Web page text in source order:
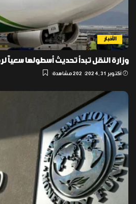
الأخبار
وزارة النقل تبدأ تحديث أسطولها سعياً
أكتوبر 31, 2024 202 مشاهدة